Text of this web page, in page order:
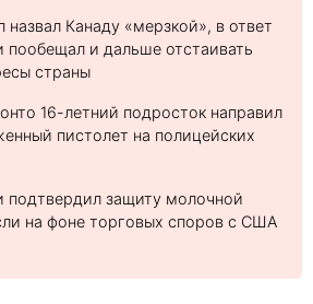
назвал Канаду «мерзкой», в ответ
пообещал и дальше отстаивать
страны
16-летний подросток направил
пистолет на полицейских
подтвердил защиту молочной
на фоне торговых споров с США